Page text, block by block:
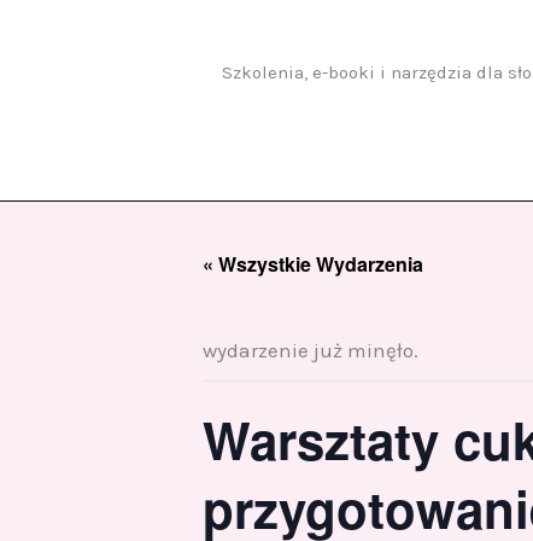
Szkolenia, e-booki i narzędzia dla
« Wszystkie Wydarzenia
wydarzenie już minęło.
Warsztaty